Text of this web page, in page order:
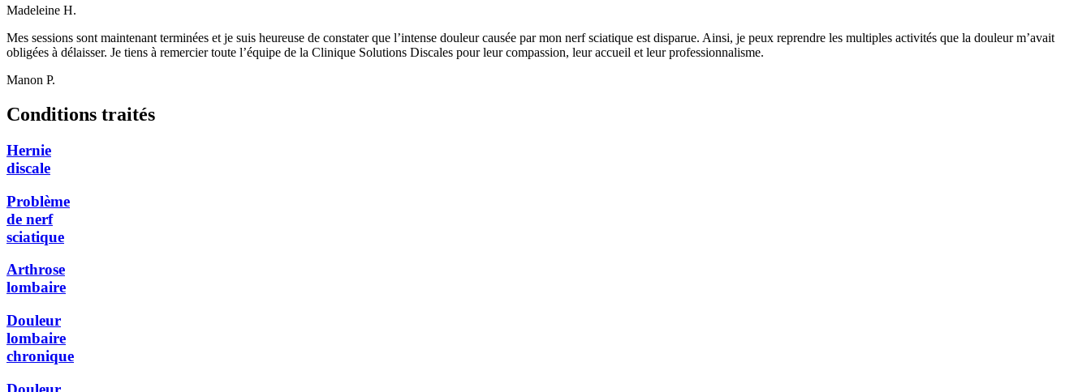
Madeleine H.
Mes sessions sont maintenant terminées et je suis heureuse de constater que l’intense douleur causée par mon nerf sciatique est disparue. Ainsi, je peux reprendre les multiples activités que la douleur m’avait
obligées à délaisser. Je tiens à remercier toute l’équipe de la Clinique Solutions Discales pour leur compassion, leur accueil et leur professionnalisme.
Manon P.
Conditions traités
Hernie
discale
Problème
de nerf
sciatique
Arthrose
lombaire
Douleur
lombaire
chronique